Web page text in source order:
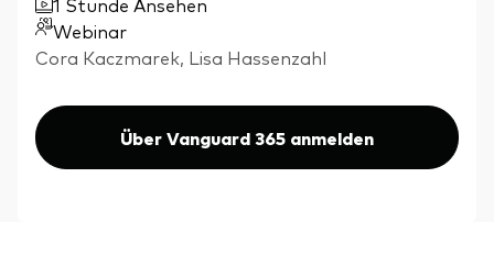
Aktien
Aktive Fonds
ESG / SRI
ETFs
Events
Über Vanguard
Webinar
Cora Kaczmarek, Lisa Hassenzahl
Über Vanguard 365 anmelden